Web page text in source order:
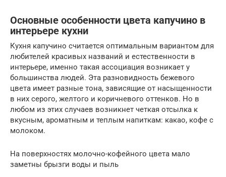
Основные особенности цвета капучино в
интерьере кухни
Кухня капучино считается оптимальным вариантом для
любителей красивых названий и естественности в
интерьере, именно такая ассоциация возникает у
большинства людей. Эта разновидность бежевого
цвета имеет разные тона, зависящие от насыщенности
в них серого, желтого и коричневого оттенков. Но в
любом из этих случаев возникнет четкая отсылка к
вкусным, ароматным и теплым напиткам: какао, кофе с
молоком.
На поверхностях молочно-кофейного цвета мало
заметны брызги воды и пыль